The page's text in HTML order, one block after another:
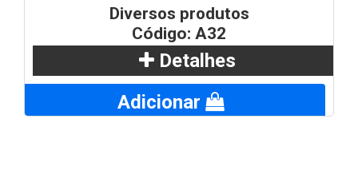
Diversos produtos
Código: A32
Detalhes
Adicionar